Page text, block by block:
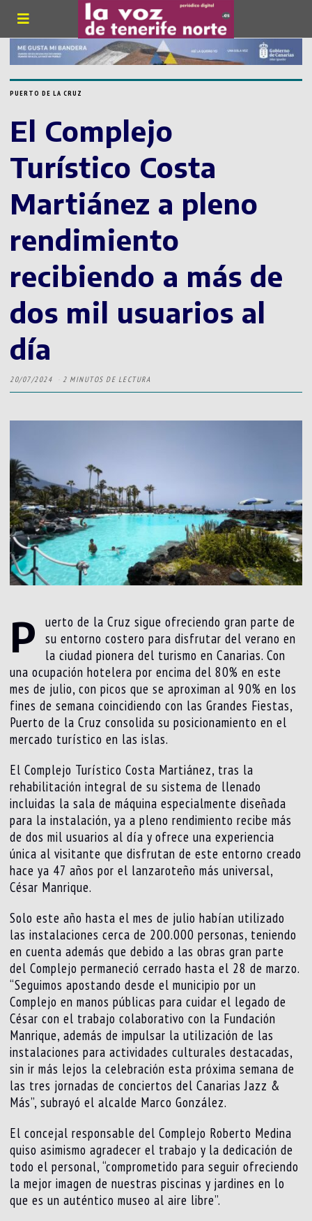
PUERTO DE LA CRUZ
El Complejo
Turístico Costa
Martiánez a pleno
rendimiento
recibiendo a más de
dos mil usuarios al
día
20/07/2024 2 MINUTOS DE LECTURA
P
uerto de la Cruz sigue ofreciendo gran parte de
su entorno costero para disfrutar del verano en
la ciudad pionera del turismo en Canarias. Con
una ocupación hotelera por encima del 80% en este
mes de julio, con picos que se aproximan al 90% en los
fines de semana coincidiendo con las Grandes Fiestas,
Puerto de la Cruz consolida su posicionamiento en el
mercado turístico en las islas.
El Complejo Turístico Costa Martiánez, tras la
rehabilitación integral de su sistema de llenado
incluidas la sala de máquina especialmente diseñada
para la instalación, ya a pleno rendimiento recibe más
de dos mil usuarios al día y ofrece una experiencia
única al visitante que disfrutan de este entorno creado
hace ya 47 años por el lanzaroteño más universal,
César Manrique.
Solo este año hasta el mes de julio habían utilizado
las instalaciones cerca de 200.000 personas, teniendo
en cuenta además que debido a las obras gran parte
del Complejo permaneció cerrado hasta el 28 de marzo.
“Seguimos apostando desde el municipio por un
Complejo en manos públicas para cuidar el legado de
César con el trabajo colaborativo con la Fundación
Manrique, además de impulsar la utilización de las
instalaciones para actividades culturales destacadas,
sin ir más lejos la celebración esta próxima semana de
las tres jornadas de conciertos del Canarias Jazz &
Más”, subrayó el alcalde Marco González.
El concejal responsable del Complejo Roberto Medina
quiso asimismo agradecer el trabajo y la dedicación de
todo el personal, “comprometido para seguir ofreciendo
la mejor imagen de nuestras piscinas y jardines en lo
que es un auténtico museo al aire libre”.